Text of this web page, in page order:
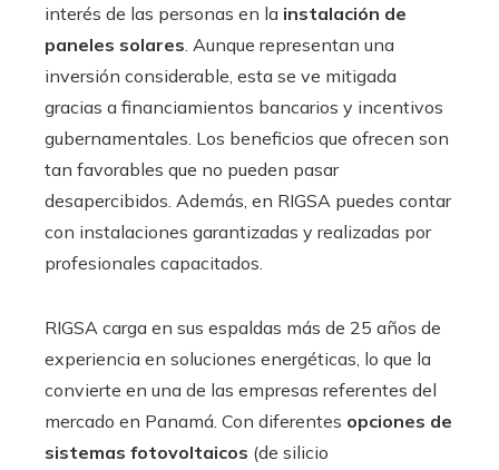
interés de las personas en la instalación de
paneles solares . Aunque representan una
inversión considerable, esta se ve mitigada
gracias a financiamientos bancarios y incentivos
gubernamentales. Los beneficios que ofrecen son
tan favorables que no pueden pasar
desapercibidos. Además, en RIGSA puedes contar
con instalaciones garantizadas y realizadas por
profesionales capacitados.
RIGSA carga en sus espaldas más de 25 años de
experiencia en soluciones energéticas, lo que la
convierte en una de las empresas referentes del
mercado en Panamá. Con diferentes opciones de
sistemas fotovoltaicos (de silicio